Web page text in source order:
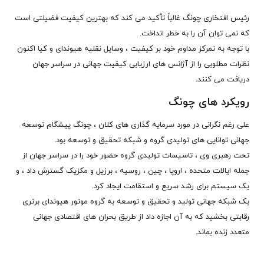
رئیس افتخاری چونگ غالباً تأکید می کند که بهترین کیفیت فضیلتی است
که نمی توان آن را به خطر انداخت.
با توجه به تمرکز مداوم خود بر کیفیت ، وسایل نقلیه هیوندای و کیا اکنون
نظرات مطلوبی را از آژانس های ارزیابی کیفیت جهانی در سراسر جهان
دریافت می کنند.
رویکرد های چونگ
علی رغم نگرانی در مورد سرمایه گذاری های کلان ، چونگ پیشگام توسعه
جهانی توانایی های تولیدی گروه و شبکه تحقیق و توسعه بود.
تحت رهبری وی ، تاسیسات تولیدی گروه حضور خود را در سراسر جهان از
جمله ایالات متحده ، اروپا ، چین ، روسیه ، برزیل و مکزیک گسترش داد ، و
یک سیستم برای رشد سریع و استقامت ایجاد کرد.
یک شبکه جهانی تولید و تحقیق و توسعه به گروه موتور هیوندای برتری
رقابتی بخشید که به آن اجازه داد از طریق بحران های اقتصادی جهانی
متعدد زنده بماند.